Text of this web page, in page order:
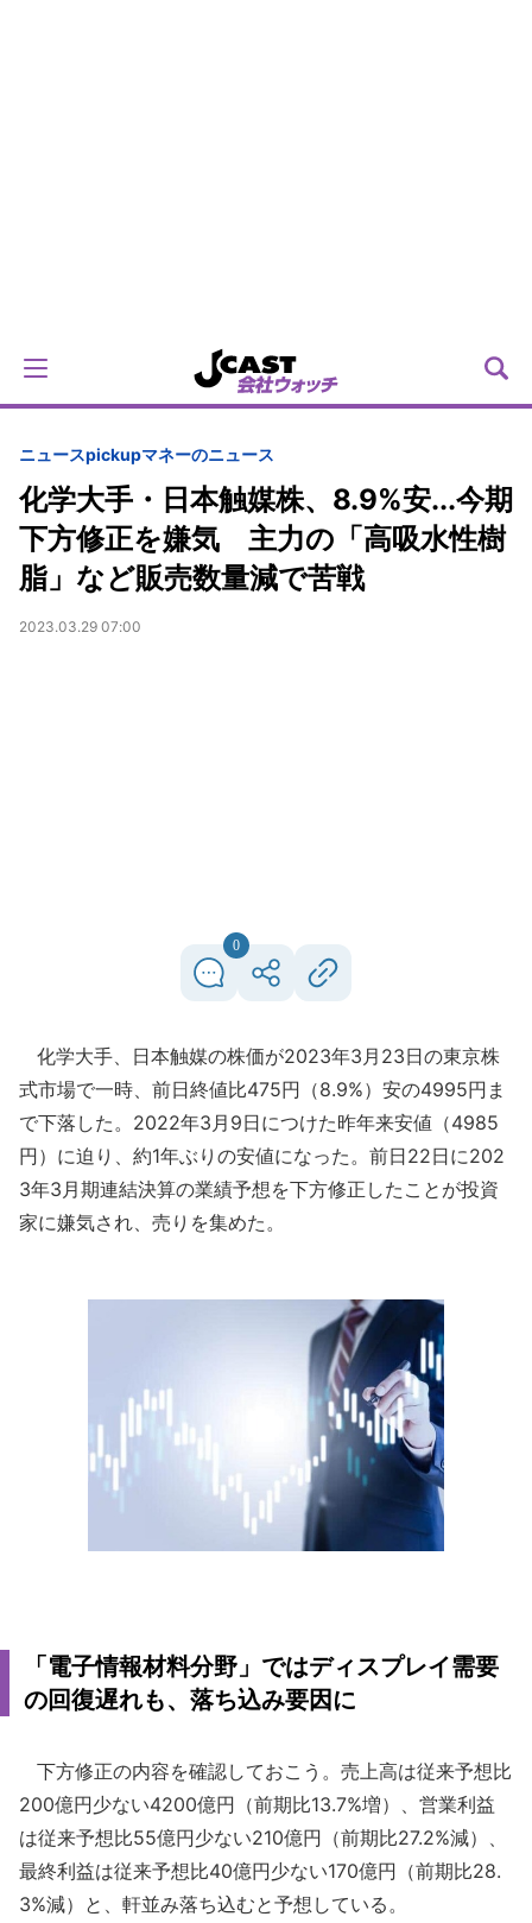
ニュースpickupマネーのニュース
化学大手・日本触媒株、8.9%安...今期
下方修正を嫌気 主力の「高吸水性樹
脂」など販売数量減で苦戦
2023.03.29 07:00
0
化学大手、日本触媒の株価が2023年3月23日の東京株
式市場で一時、前日終値比475円（8.9%）安の4995円ま
で下落した。2022年3月9日につけた昨年来安値（4985
円）に迫り、約1年ぶりの安値になった。前日22日に202
3年3月期連結決算の業績予想を下方修正したことが投資
家に嫌気され、売りを集めた。
「電子情報材料分野」ではディスプレイ需要
の回復遅れも、落ち込み要因に
下方修正の内容を確認しておこう。売上高は従来予想比
200億円少ない4200億円（前期比13.7%増）、営業利益
は従来予想比55億円少ない210億円（前期比27.2%減）、
最終利益は従来予想比40億円少ない170億円（前期比28.
3%減）と、軒並み落ち込むと予想している。